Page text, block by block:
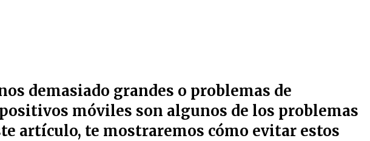
demasiado grandes o problemas de
móviles son algunos de los problemas
artículo, te mostraremos cómo evitar estos